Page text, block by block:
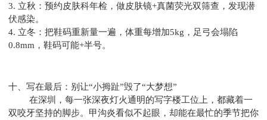
3. 立秋：预约皮肤科年检，做皮肤镜+真菌荧光双筛查，发现潜
伏感染。
4. 立冬：把鞋码重新量一遍，体重每增加5kg，足弓会塌陷
0.8mm，鞋码可能+半号。
十、写在最后：别让“小拇趾”毁了“大梦想”
在深圳，每一张深夜灯火通明的写字楼工位上，都藏着一
双咬牙坚持的脚步。甲沟炎看似不起眼，却能在最忙的季节把你